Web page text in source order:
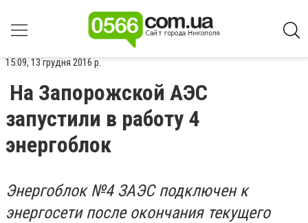
15:09, 13 грудня 2016 р.
На Запорожской АЭС
запустили в работу 4
энергоблок
Энергоблок №4 ЗАЭС подключен к
энергосети после окончания текущего